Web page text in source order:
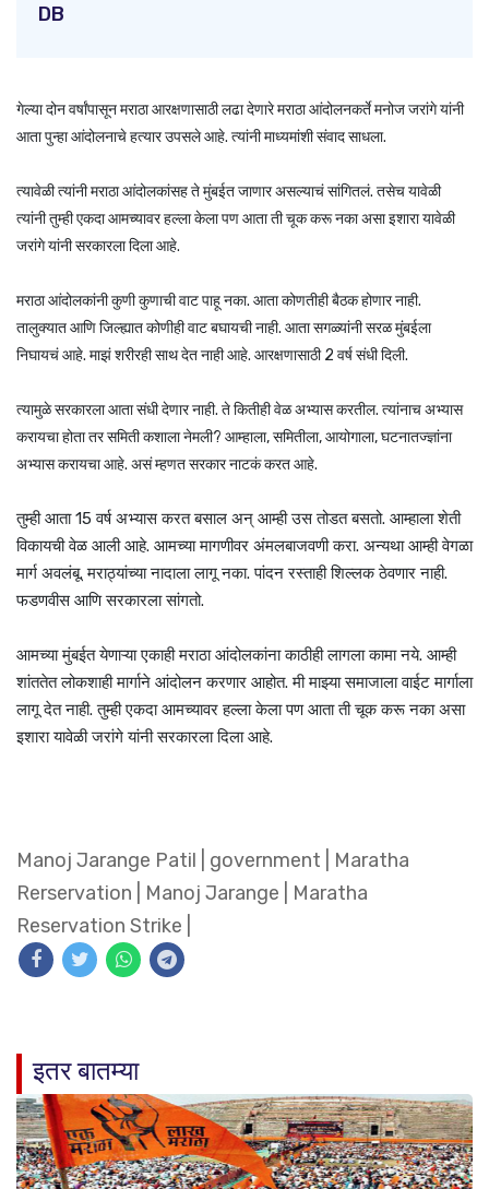
DB
गेल्या दोन वर्षांपासून मराठा आरक्षणासाठी लढा देणारे मराठा आंदोलनकर्ते मनोज जरांगे यांनी
आता पुन्हा आंदोलनाचे हत्यार उपसले आहे. त्यांनी माध्यमांशी संवाद साधला.
त्यावेळी त्यांनी मराठा आंदोलकांसह ते मुंबईत जाणार असल्याचं सांगितलं. तसेच यावेळी
त्यांनी तुम्ही एकदा आमच्यावर हल्ला केला पण आता ती चूक करू नका असा इशारा यावेळी
जरांगे यांनी सरकारला दिला आहे.
मराठा आंदोलकांनी कुणी कुणाची वाट पाहू नका. आता कोणतीही बैठक होणार नाही.
तालुक्यात आणि जिल्ह्यात कोणीही वाट बघायची नाही. आता सगळ्यांनी सरळ मुंबईला
निघायचं आहे. माझं शरीरही साथ देत नाही आहे. आरक्षणासाठी 2 वर्ष संधी दिली.
त्यामुळे सरकारला आता संधी देणार नाही. ते कितीही वेळ अभ्यास करतील. त्यांनाच अभ्यास
करायचा होता तर समिती कशाला नेमली? आम्हाला, समितीला, आयोगाला, घटनातज्ज्ञांना
अभ्यास करायचा आहे. असं म्हणत सरकार नाटकं करत आहे.
तुम्ही आता 15 वर्ष अभ्यास करत बसाल अन् आम्ही उस तोडत बसतो. आम्हाला शेती
विकायची वेळ आली आहे. आमच्या मागणीवर अंमलबाजवणी करा. अन्यथा आम्ही वेगळा
मार्ग अवलंबू. मराठ्यांच्या नादाला लागू नका. पांदन रस्ताही शिल्लक ठेवणार नाही.
फडणवीस आणि सरकारला सांगतो.
आमच्या मुंबईत येणाऱ्या एकाही मराठा आंदोलकांना काठीही लागला कामा नये. आम्ही
शांततेत लोकशाही मार्गाने आंदोलन करणार आहोत. मी माझ्या समाजाला वाईट मार्गाला
लागू देत नाही. तुम्ही एकदा आमच्यावर हल्ला केला पण आता ती चूक करू नका असा
इशारा यावेळी जरांगे यांनी सरकारला दिला आहे.
Manoj Jarange Patil government
Maratha
Rerservation
Manoj Jarange
Maratha
Reservation Strike
इतर बातम्या